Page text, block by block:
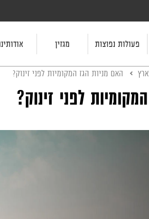
פעולות נפוצות מגזין
האם מניות הגז המקומיות לפני זינוק?
לפני זינוק?